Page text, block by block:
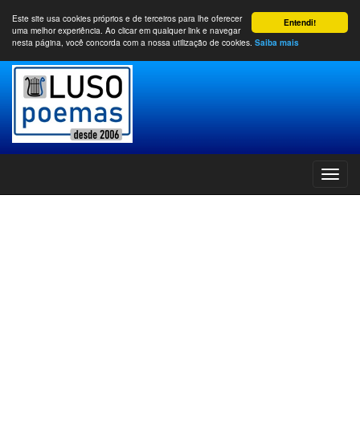
Entendi!
Este site usa cookies próprios e de terceiros para lhe oferecer
uma melhor experiência. Ao clicar em qualquer link e navegar
nesta página, você concorda com a nossa utilização de cookies. Saiba mais